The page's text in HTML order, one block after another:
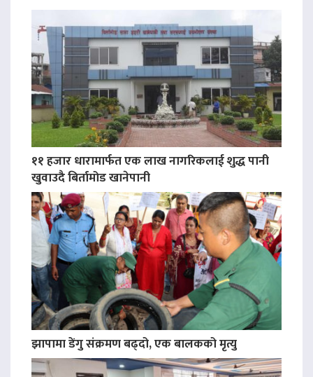
११ हजार धारामार्फत एक लाख नागरिकलाई शुद्ध पानी
खुवाउदै बिर्तामोड खानेपानी
झापामा डेंगु संक्रमण बढ्दो, एक बालकको मृत्यु